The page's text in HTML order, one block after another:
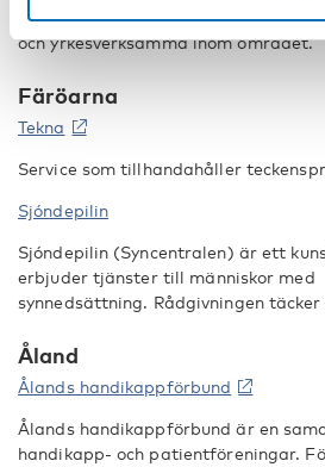
funktionshinder, anhöriga till
och yrkesverksamma inom området.
Färöarna
Tekna
Service som tillhandahåller
Sjóndepilin
Sjóndepilin (Syncentralen) är ett
erbjuder tjänster till människor med
synnedsättning. Rådgivningen
Åland
Ålands handikappförbund
Ålands handikappförbund är en
handikapp- och patientföreningar.